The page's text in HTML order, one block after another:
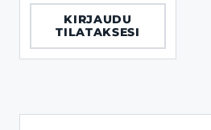
KIRJAUDU
TILATAKSESI